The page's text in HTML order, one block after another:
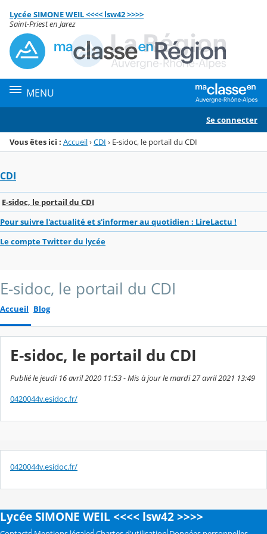
Menu de la rubrique
Contenu
Lycée SIMONE WEIL <<<< lsw42 >>>>
Saint-Priest en Jarez
MENU
Se connecter
Vous êtes ici : Accueil›CDI › E-sidoc, le portail du CDI
CDI
E-sidoc, le portail du CDI
Pour suivre l'actualité et s'informer au quotidien : LireLactu !
Le compte Twitter du lycée
E-sidoc, le portail du CDI
Accueil Blog
E-sidoc, le portail du CDI
Publié le jeudi 16 avril 2020 11:53 - Mis à jour le mardi 27 avril 2021 13:49
0420044v.esidoc.fr/
0420044v.esidoc.fr/
Lycée SIMONE WEIL <<<< lsw42 >>>>